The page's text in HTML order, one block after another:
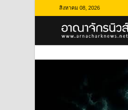
สิงหาคม 08, 2026